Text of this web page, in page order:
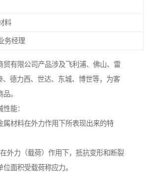
料
务经理
贸有限公司产品涉及飞利浦、佛山、雷
、德力西、世达、东城、博世等，为客
。
能：
属材料在外力作用下所表现出来的特
外力（载荷）作用下，抵抗变形和断裂
面积受载荷称应力。